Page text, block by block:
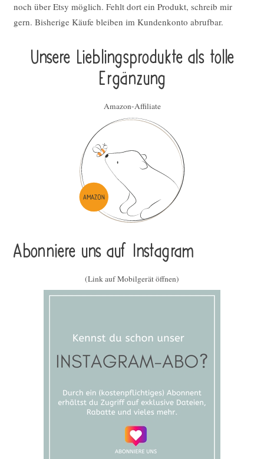
noch über Etsy möglich. Fehlt dort ein Produkt, schreib mir
gern. Bisherige Käufe bleiben im Kundenkonto abrufbar.
Unsere Lieblings­pro­duk­te als tolle
Ergän­zung
Amazon-Affiliate
Abonniere uns auf Instagram
(Link auf Mobilgerät öffnen)